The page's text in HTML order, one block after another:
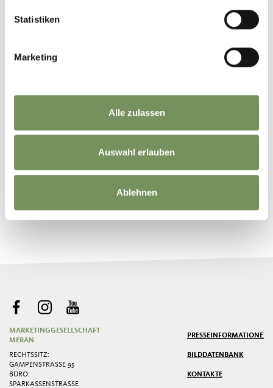
Statistiken
Marketing
Alle zulassen
Auswahl erlauben
Ablehnen
MARKETINGGESELLSCHAFT
MERAN
RECHTSSITZ:
GAMPENSTRASSE 95
BÜRO:
SPARKASSENSTRASSE 2
PRESSEINFORMATIONEN
BILDDATENBANK
KONTAKTE